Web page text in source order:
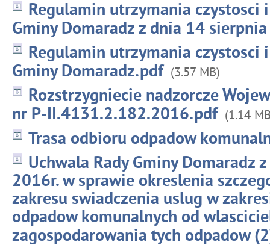
Regulamin utrzymania czystosci
Gminy Domaradz z dnia 14
Regulamin utrzymania czystosci
Gminy Domaradz.pdf (3.57 MB)
Rozstrzygniecie nadzorcze
nr P-II.4131.2.182.2016.pdf (1.14
Trasa odbioru odpadow
Uchwala Rady Gminy Domaradz
2016r. w sprawie okreslenia
zakresu swiadczenia uslug w
odpadow komunalnych od
zagospodarowania tych odpadow